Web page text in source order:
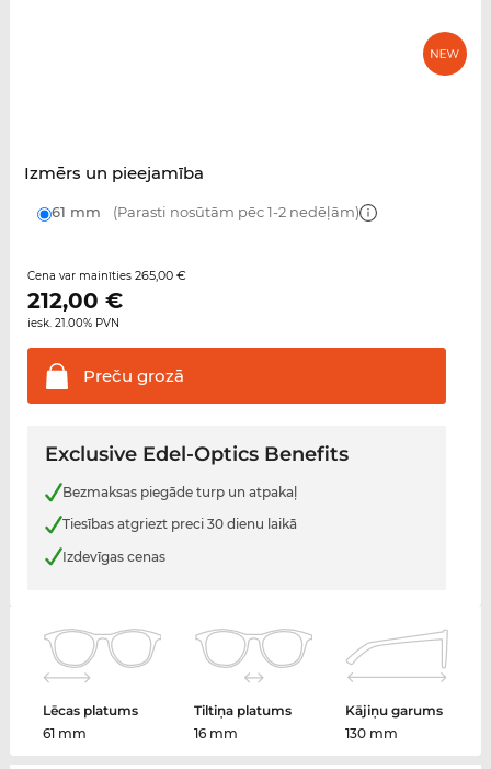
Izmērs un pieejamība
61 mm (Parasti nosūtām pēc 1-2 nedēļām)
Cena var mainīties 265,00 €
212,00 €
iesk. 21.00% PVN
Preču grozā
Exclusive Edel-Optics Benefits
Bezmaksas piegāde turp un atpakaļ
Tiesības atgriezt preci 30 dienu laikā
Izdevīgas cenas
Lēcas platums
61 mm
Tiltiņa platums
16 mm
Kājiņu garums
130 mm